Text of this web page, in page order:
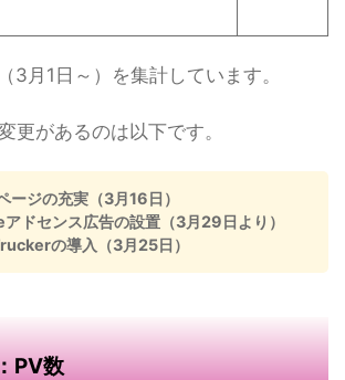
3月1日～）を集計しています。
更があるのは以下です。
ージの充実（3月16日）
アドセンス広告の設置（3月29日より）
の導入（3月25日）
PV数